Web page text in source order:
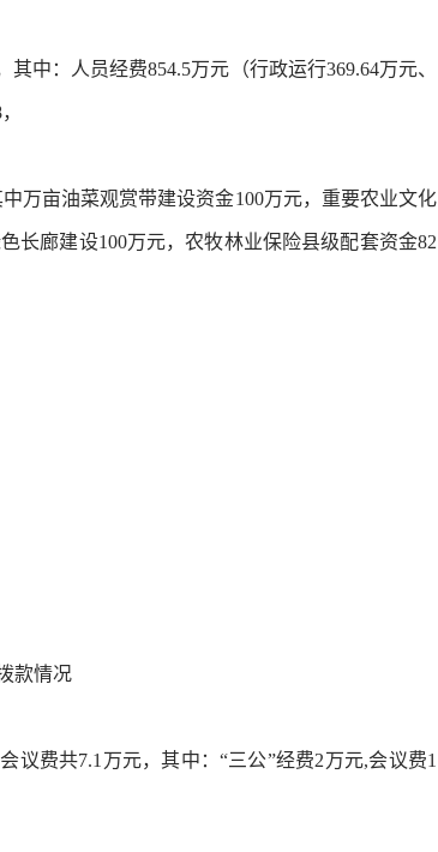
中：人员经费854.5万元（行政运行369.64万元、
万亩油菜观赏带建设资金100万元，重要农业文化
长廊建设100万元，农牧林业保险县级配套资金82
款情况
议费共7.1万元，其中：“三公”经费2万元,会议费1